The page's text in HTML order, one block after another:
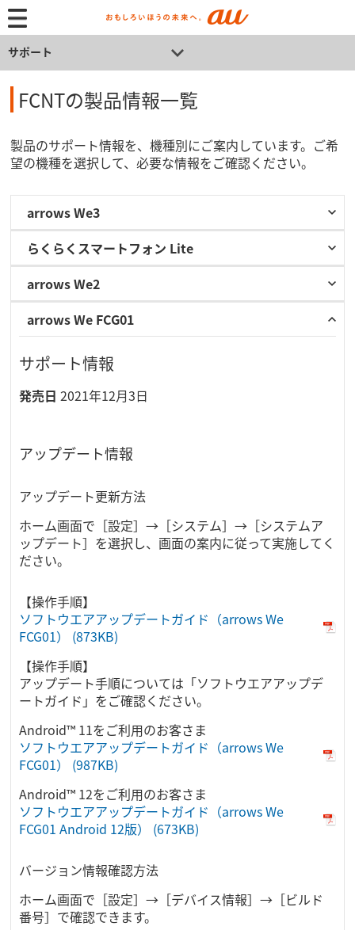
サポート
FCNTの製品情報一覧
製品のサポート情報を、機種別にご案内しています。ご希
望の機種を選択して、必要な情報をご確認ください。
arrows We3
らくらくスマートフォン Lite
arrows We2
arrows We FCG01
サポート情報
発売日 2021年12月3日
アップデート情報
アップデート更新方法
ホーム画面で［設定］→［システム］→［システムア
ップデート］を選択し、画面の案内に従って実施してく
ださい。
【操作手順】
ソフトウエアアップデートガイド（arrows We
FCG01） (873KB)
【操作手順】
アップデート手順については「ソフトウエアアップデ
ートガイド」をご確認ください。
Android™ 11をご利用のお客さま
ソフトウエアアップデートガイド（arrows We
FCG01） (987KB)
Android™ 12をご利用のお客さま
ソフトウエアアップデートガイド（arrows We
FCG01 Android 12版） (673KB)
バージョン情報確認方法
ホーム画面で［設定］→［デバイス情報］→［ビルド
番号］で確認できます。